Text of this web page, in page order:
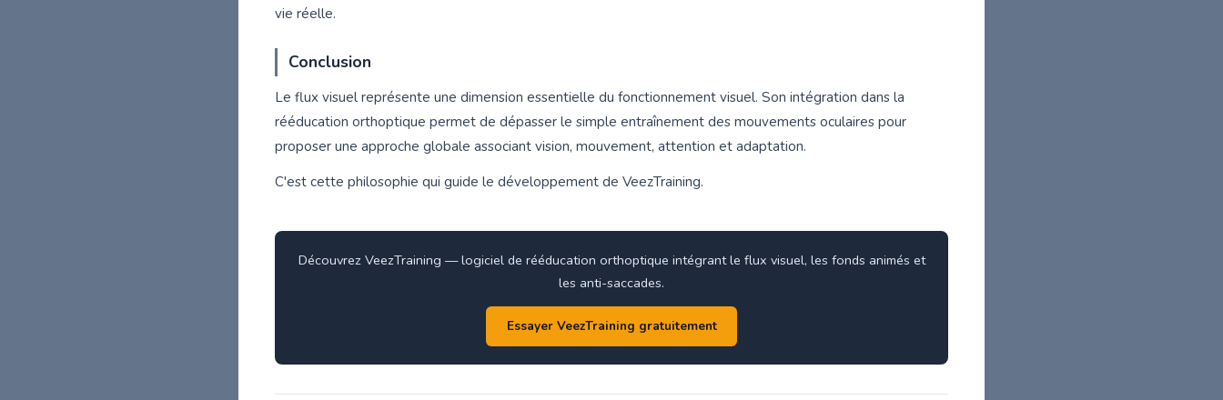
vie réelle.
Conclusion
Le flux visuel représente une dimension essentielle du fonctionnement visuel. Son intégration dans la
rééducation orthoptique permet de dépasser le simple entraînement des mouvements oculaires pour
proposer une approche globale associant vision, mouvement, attention et adaptation.
C'est cette philosophie qui guide le développement de VeezTraining.
Découvrez VeezTraining — logiciel de rééducation orthoptique intégrant le flux visuel, les fonds animés et
les anti-saccades.
Essayer VeezTraining gratuitement